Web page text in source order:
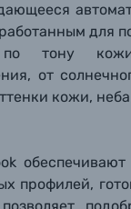
для
по тону
от
кожи,
профилей,